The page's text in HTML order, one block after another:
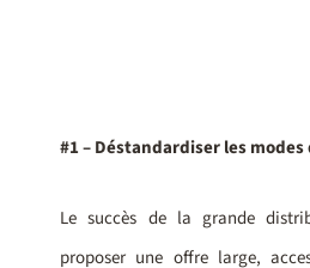
#1 – Déstandardiser les
Le succès de la grande
proposer une offre large,